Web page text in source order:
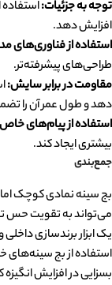
توجه به جزئیات:
افزایش دهد.
استفاده از فناوری‌های
طراحی‌های پیشرفته‌تر.
مقاومت در برابر سایش:
دهد و طول عمر آن را
استفاده از پیام‌های
بیشتری ایجاد کند.
جمع‌بندی
بج سینه نمادی کوچک اما
می‌تواند به تقویت حس
یک ابزار برندسازی
استفاده از بج سینه‌های
بسزایی در افزایش